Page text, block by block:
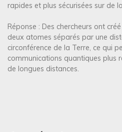
rapides et plus sécurisées sur de
Réponse : Des chercheurs ont
deux atomes séparés par une
circonférence de la Terre, ce qui
communications quantiques plus
de longues distances.